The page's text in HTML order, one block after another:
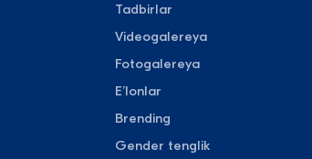
Tadbirlar
Videogalereya
Fotogalereya
Eʼlonlar
Brending
Gender tenglik